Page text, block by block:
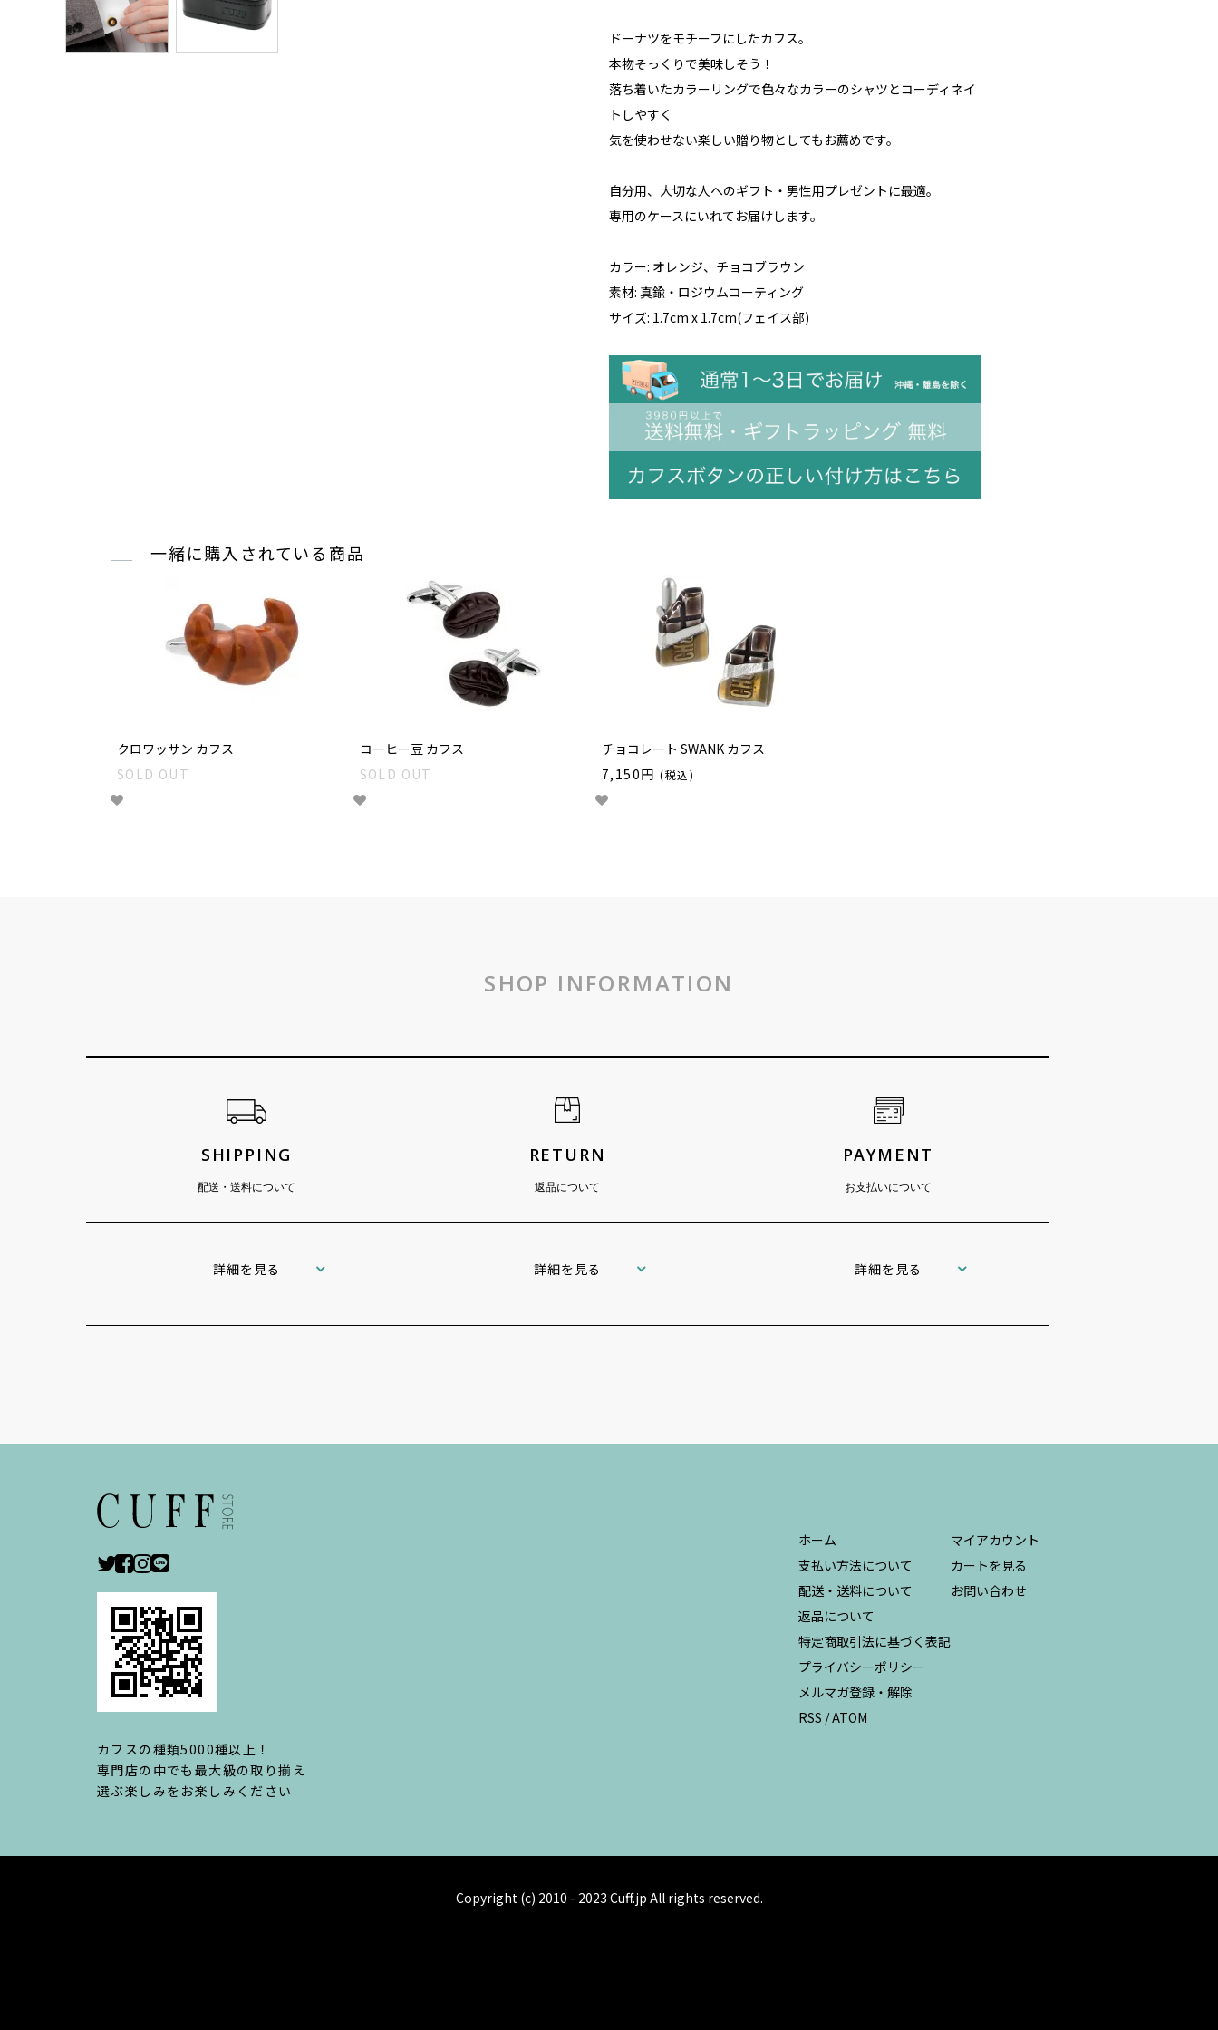
ドーナツをモチーフにしたカフス。
本物そっくりで美味しそう！
落ち着いたカラーリングで色々なカラーのシャツとコーディネイ
トしやすく
気を使わせない楽しい贈り物としてもお薦めです。
自分用、大切な人へのギフト・男性用プレゼントに最適。
専用のケースにいれてお届けします。
カラー: オレンジ、チョコブラウン
素材: 真鍮・ロジウムコーティング
サイズ: 1.7cm x 1.7cm(フェイス部)
一緒に購入されている商品
クロワッサン カフス
SOLD OUT
コーヒー豆 カフス
SOLD OUT
チョコレート SWANK カフス
7,150円 (税込)
SHOP INFORMATION
ショッピングガイド
SHIPPING
配送・送料について
詳細を見る
RETURN
返品について
詳細を見る
PAYMENT
お支払いについて
詳細を見る
カフスの種類5000種以上！
専門店の中でも最大級の取り揃え
選ぶ楽しみをお楽しみください
ホーム
支払い方法について
配送・送料について
返品について
特定商取引法に基づく表記
プライバシーポリシー
メルマガ登録・解除
RSS /ATOM
マイアカウント
カートを見る
お問い合わせ
Copyright (c) 2010 - 2023 Cuff.jp All rights reserved.